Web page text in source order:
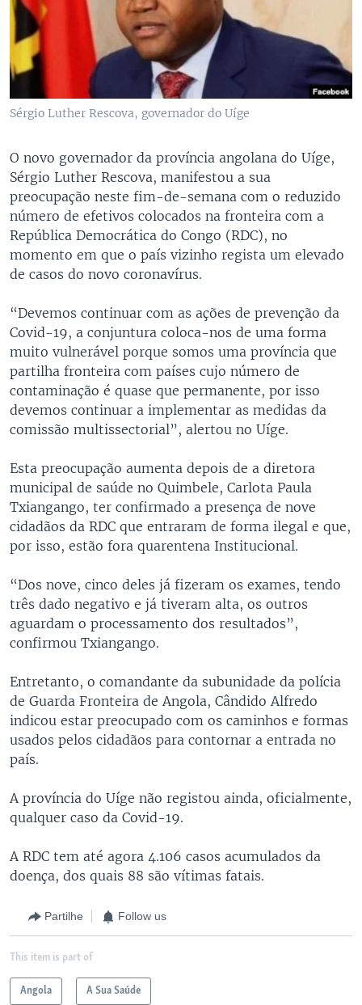
Sérgio Luther Rescova, governador do Uíge
O novo governador da província angolana do Uíge,
Sérgio Luther Rescova, manifestou a sua
preocupação neste fim-de-semana com o reduzido
número de efetivos colocados na fronteira com a
República Democrática do Congo (RDC), no
momento em que o país vizinho regista um elevado
de casos do novo coronavírus.
“Devemos continuar com as ações de prevenção da
Covid-19, a conjuntura coloca-nos de uma forma
muito vulnerável porque somos uma província que
partilha fronteira com países cujo número de
contaminação é quase que permanente, por isso
devemos continuar a implementar as medidas da
comissão multissectorial”, alertou no Uíge.
Esta preocupação aumenta depois de a diretora
municipal de saúde no Quimbele, Carlota Paula
Txiangango, ter confirmado a presença de nove
cidadãos da RDC que entraram de forma ilegal e que,
por isso, estão fora quarentena Institucional.
“Dos nove, cinco deles já fizeram os exames, tendo
três dado negativo e já tiveram alta, os outros
aguardam o processamento dos resultados”,
confirmou Txiangango.
Entretanto, o comandante da subunidade da polícia
de Guarda Fronteira de Angola, Cândido Alfredo
indicou estar preocupado com os caminhos e formas
usados pelos cidadãos para contornar a entrada no
país.
A província do Uíge não registou ainda, oficialmente,
qualquer caso da Covid-19.
A RDC tem até agora 4.106 casos acumulados da
doença, dos quais 88 são vítimas fatais.
Partilhe Follow us
This item is part of
Angola A Sua Saúde